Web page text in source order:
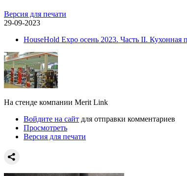
Версия для печати
29-09-2023
HouseHold Expo осень 2023. Часть II. Кухонная
На стенде компании Merit Link
Войдите на сайт для отправки комментариев
Просмотреть
Версия для печати